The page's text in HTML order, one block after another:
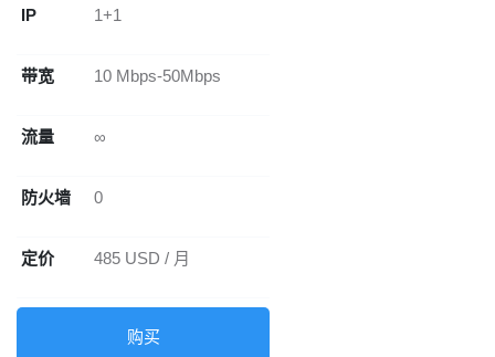
IP 1+1
带宽 10 Mbps-50Mbps
流量 ∞
防火墙 0
定价 485 USD / 月
购买